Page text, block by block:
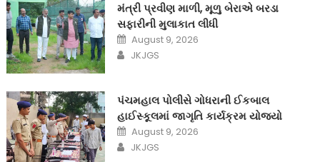
મંત્રી પ્રવીણ માળી, મૂળુ બેરાએ બરડા
સફારીની મુલાકાત લીધી
Posted
on
August 9, 2026
Author
JKJGS
પંચમહાલ પોલીસે ગોધરાની ઈકબાલ
હાઈસ્કૂલમાં જાગૃતિ કાર્યક્રમ યોજ્યો
Posted
on
August 9, 2026
Author
JKJGS